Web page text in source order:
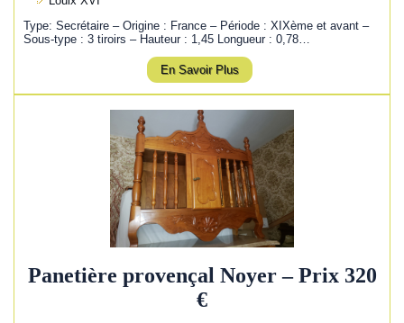
Type: Secrétaire – Origine : France – Période : XIXème et avant –
Sous-type : 3 tiroirs – Hauteur : 1,45 Longueur : 0,78…
En Savoir Plus
Panetière provençal Noyer – Prix 320
€